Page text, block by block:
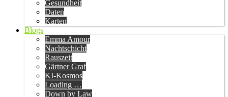
Gesundheit
Daten
Karten
Blogs
Emma Amour
Nachtschicht
Rauszeit
Gärtner Graf
KI-Kosmos
Loading …
Down by Law